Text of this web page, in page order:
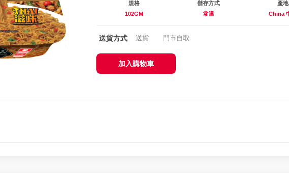
規格
102GM
儲存方式
常溫
產地
China
送貨方式 送貨 門市自取
加入購物車